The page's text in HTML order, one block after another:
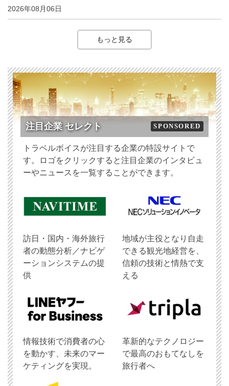
2026年08月06日
もっと見る
注目企業 セレクト SPONSORED
トラベルボイスが注目する企業の特設サイトで
す。ロゴをクリックすると注目企業のインタビュ
ーやニュースを一覧することができます。
訪日・国内・海外旅行
者の動態分析／ナビゲ
ーションシステムの提
供
地域が主役となり自走
できる観光地経営を、
信頼の技術と情熱で支
える
情報技術で消費者の心
を動かす、未来のマー
ケティングを実現。
革新的なテクノロジー
で最高のおもてなしを
旅行者へ